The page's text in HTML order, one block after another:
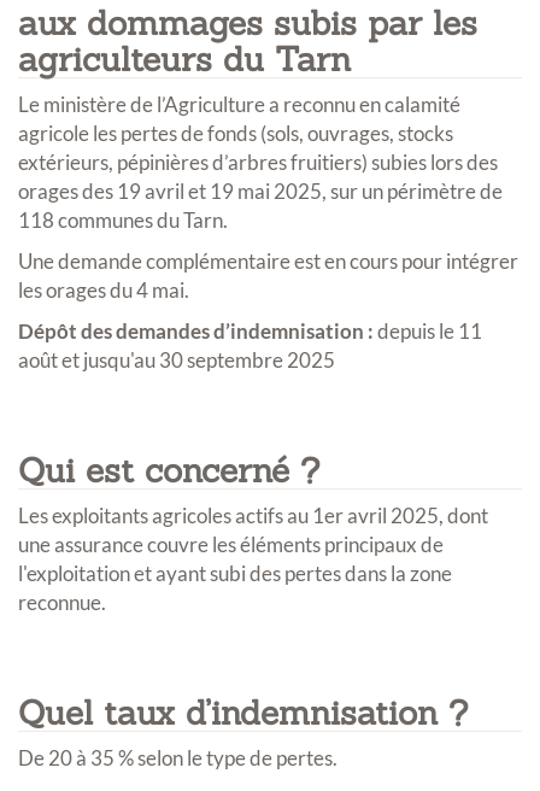
aux dommages subis par les
agriculteurs du Tarn
Le ministère de l’Agriculture a reconnu en calamité
agricole les pertes de fonds (sols, ouvrages, stocks
extérieurs, pépinières d’arbres fruitiers) subies lors des
orages des 19 avril et 19 mai 2025, sur un périmètre de
118 communes du Tarn.
Une demande complémentaire est en cours pour intégrer
les orages du 4 mai.
Dépôt des demandes d’indemnisation :depuis le 11
août et jusqu'au 30 septembre 2025
Qui est concerné ?
Les exploitants agricoles actifs au 1er avril 2025, dont
une assurance couvre les éléments principaux de
l'exploitation et ayant subi des pertes dans la zone
reconnue.
Quel taux d’indemnisation ?
De 20 à 35 % selon le type de pertes.